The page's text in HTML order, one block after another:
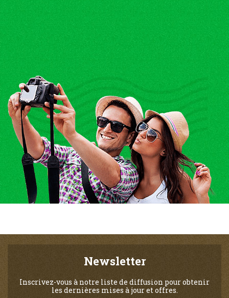
Newsletter
Inscrivez-vous à notre liste de diffusion pour obtenir
les dernières mises à jour et offres.